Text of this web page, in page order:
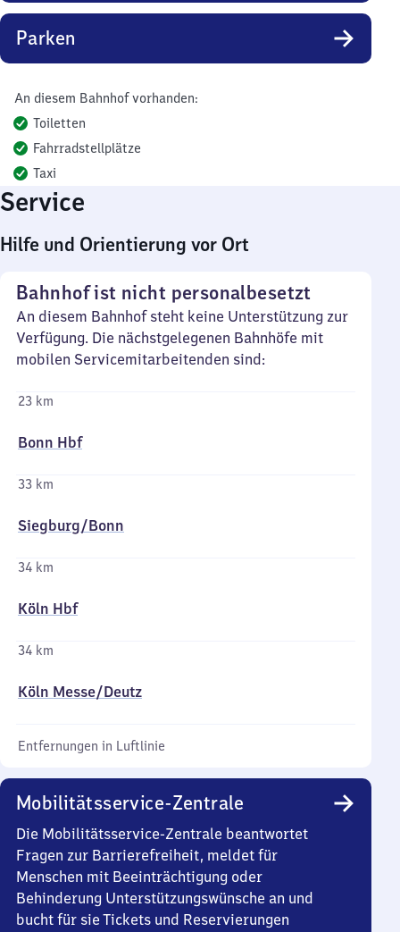
Parken
An diesem Bahnhof vorhanden:
Toiletten
Fahrradstellplätze
Taxi
Service
Hilfe und Orientierung vor Ort
Bahnhof ist nicht personalbesetzt
An diesem Bahnhof steht keine Unterstützung zur
Verfügung. Die nächstgelegenen Bahnhöfe mit
mobilen Servicemitarbeitenden sind:
23 km
Bonn Hbf
33 km
Siegburg/​Bonn
34 km
Köln Hbf
34 km
Köln Messe/​Deutz
Entfernungen in Luftlinie
Mobilitätsservice-Zentrale
Die Mobilitätsservice-Zentrale beantwortet
Fragen zur Barrierefreiheit, meldet für
Menschen mit Beeinträchtigung oder
Behinderung Unterstützungswünsche an und
bucht für sie Tickets und Reservierungen